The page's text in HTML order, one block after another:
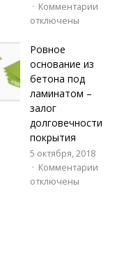
Комментарии
отключены
Ровное
основание из
бетона под
ламинатом –
залог
долговечности
покрытия
5 октября, 2018
Комментарии
отключены